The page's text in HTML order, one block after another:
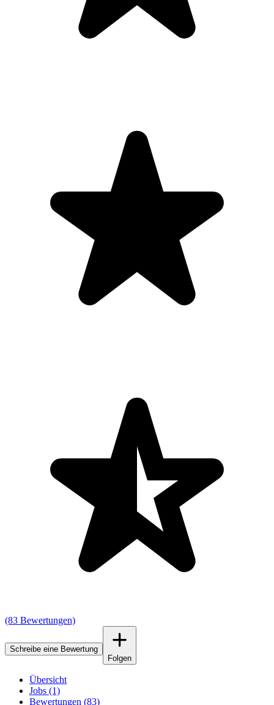
(83 Bewertungen)
Schreibe eine Bewertung
Folgen
Übersicht
Jobs (1)
Bewertungen (83)